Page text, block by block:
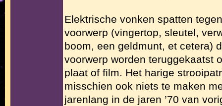
Elektrische vonken spatten
voorwerp (vingertop, sleutel,
boom, een geldmunt, et cetera)
voorwerp worden teruggekaatst
plaat of film. Het harige
misschien ook niets te maken
jarenlang in de jaren ’70 van